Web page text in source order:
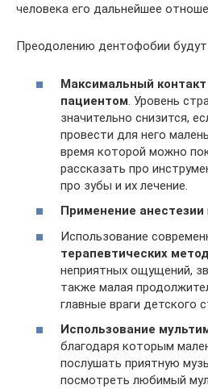
человека его дальнейшее
Преодолению дентофобии
Максимальный
пациентом . Уровень
значительно снизится,
провести для него
время которой можно
рассказать про
про зубы и их лечение.
Применение анестезии
Использование
терапевтических
неприятных ощущений,
также малая
главные враги детского
Использование
благодаря которым
послушать приятную
посмотреть любимый